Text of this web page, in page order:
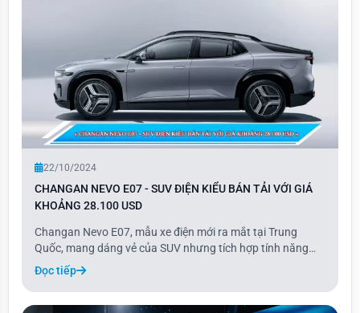
22/10/2024
CHANGAN NEVO E07 - SUV ĐIỆN KIỂU BÁN TẢI VỚI GIÁ
KHOẢNG 28.100 USD
Changan Nevo E07, mẫu xe điện mới ra mắt tại Trung
Quốc, mang dáng vẻ của SUV nhưng tích hợp tính năng
biến đổi thành xe bán tải chỉ với một nút bấm. Xe có giá
khởi điểm 28.100 USD và được cung cấp trong 7 phiên
bản, cao nhất là 42.200 USD.
Đọc tiếp